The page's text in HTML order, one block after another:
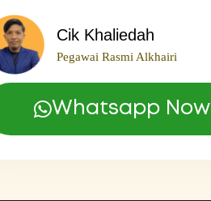
Cik Khaliedah
Pegawai Rasmi Alkhairi
Whatsapp Now